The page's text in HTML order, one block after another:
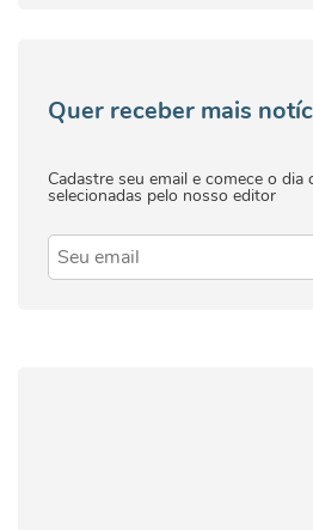
Quer receber mais
Cadastre seu email e comece o dia
selecionadas pelo nosso editor